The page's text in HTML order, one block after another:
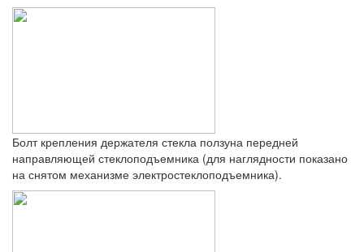
Болт крепления держателя стекла ползуна передней
направляющей стеклоподъемника (для наглядности показано
на снятом механизме электростеклоподъемника).